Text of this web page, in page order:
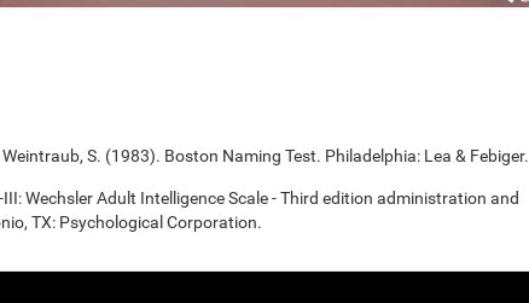
S. (1983). Boston Naming Test. Philadelphia: Lea & Febiger.
III: Wechsler Adult Intelligence Scale - Third edition administration and
TX: Psychological Corporation.